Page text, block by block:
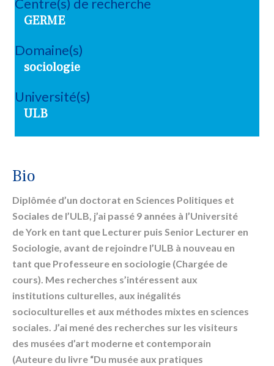
Bio
Diplômée d’un doctorat en Sciences Politiques et
Sociales de l’ULB, j’ai passé 9 années à l’Université
de York en tant que Lecturer puis Senior Lecturer en
Sociologie, avant de rejoindre l’ULB à nouveau en
tant que Professeure en sociologie (Chargée de
cours). Mes recherches s’intéressent aux
institutions culturelles, aux inégalités
socioculturelles et aux méthodes mixtes en sciences
sociales. J’ai mené des recherches sur les visiteurs
des musées d’art moderne et contemporain
(Auteure du livre “Du musée aux pratiques
Centre(s) de recherche
GERME
Domaine(s)
sociologie
Université(s)
ULB